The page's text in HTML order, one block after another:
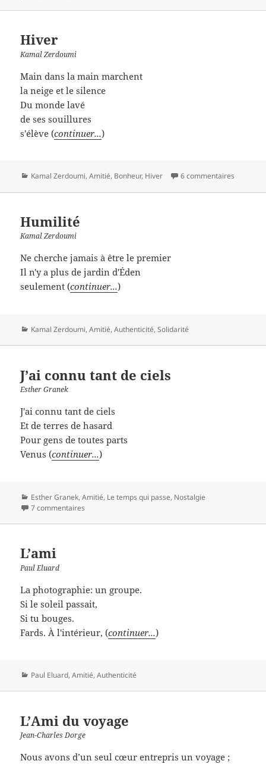
Hiver
Kamal Zerdoumi
Main dans la main marchent
la neige et le silence
Du monde lavé
de ses souillures
s'élève (continuer...)
Catégories
Kamal Zerdoumi,Amitié, Bonheur, Hiver 6 commentaires
Humilité
Kamal Zerdoumi
Ne cherche jamais à être le premier
Il n'y a plus de jardin d'Éden
seulement (continuer...)
Catégories
Kamal Zerdoumi,Amitié,Authenticité,Solidarité
J’ai connu tant de ciels
Esther Granek
J'ai connu tant de ciels
Et de terres de hasard
Pour gens de toutes parts
Venus (continuer...)
Catégories
Esther Granek,Amitié, Le temps qui passe, Nostalgie
7 commentaires
L’ami
Paul Eluard
La photographie: un groupe.
Si le soleil passait,
Si tu bouges.
Fards. À l'intérieur, (continuer...)
Catégories
Paul Eluard,Amitié,Authenticité
L’Ami du voyage
Jean-Charles Dorge
Nous avons d’un seul cœur entrepris un voyage ;